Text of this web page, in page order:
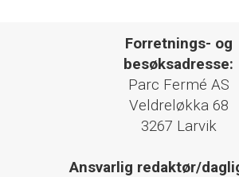
Forretnings- og
besøksadresse:
Parc Fermé AS
Veldreløkka 68
3267 Larvik
Ansvarlig redaktør/